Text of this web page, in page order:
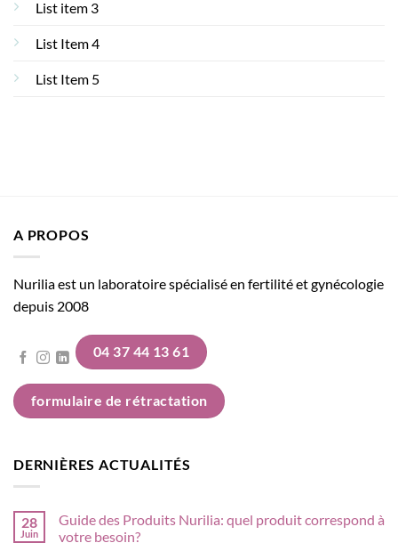
List item 3
List Item 4
List Item 5
A PROPOS
Nurilia est un laboratoire spécialisé en fertilité et gynécologie
depuis 2008
04 37 44 13 61
formulaire de rétractation
DERNIÈRES ACTUALITÉS
28
Juin
Guide des Produits Nurilia: quel produit correspond à
votre besoin?